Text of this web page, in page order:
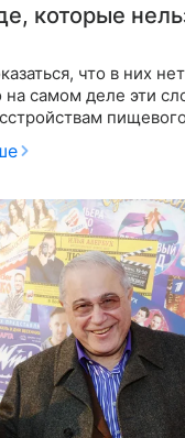
которые
что в них
самом деле эти
взрослые часто не